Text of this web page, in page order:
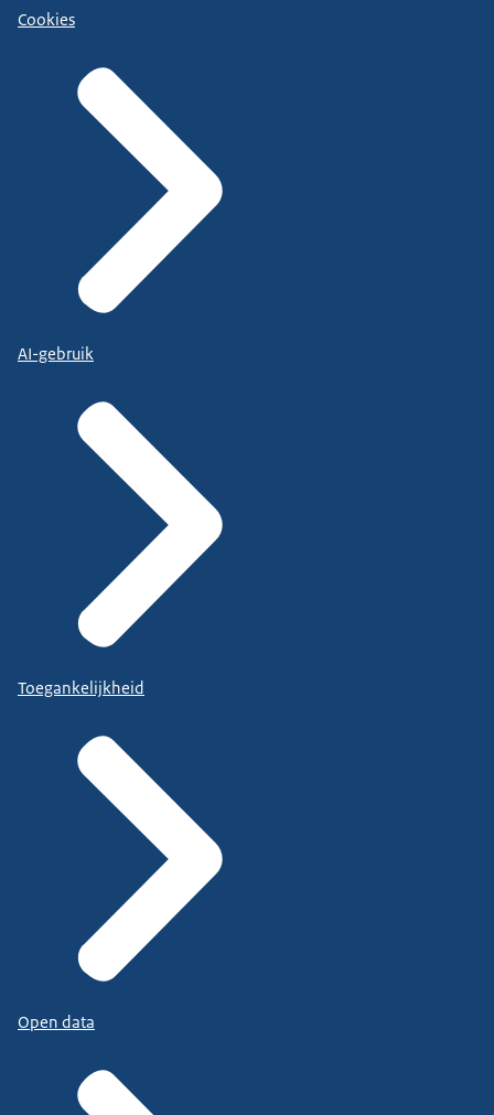
Cookies
AI-gebruik
Toegankelijkheid
Open data